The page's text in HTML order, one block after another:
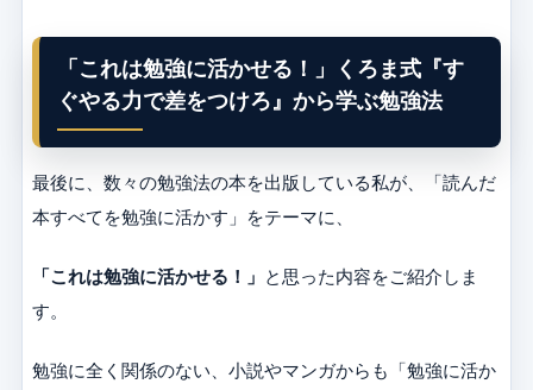
「これは勉強に活かせる！」くろま式『す
ぐやる力で差をつけろ』から学ぶ勉強法
最後に、数々の勉強法の本を出版している私が、「読んだ
本すべてを勉強に活かす」をテーマに、
「これは勉強に活かせる！」 と思った内容をご紹介しま
す。
勉強に全く関係のない、小説やマンガからも「勉強に活か